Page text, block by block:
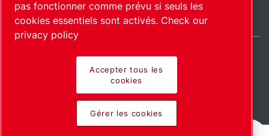
Plan du siteGérer les cookies© 2026 Copyright.
Pioneering products.
Passionately applied.
pas fonctionner comme prévu si seuls les
cookies essentiels sont activés. Check our
privacy policy
Accepter tous les
cookies
Gérer les cookies